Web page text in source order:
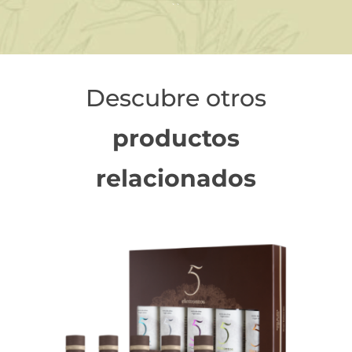
``
Descubre otros
productos
relacionados